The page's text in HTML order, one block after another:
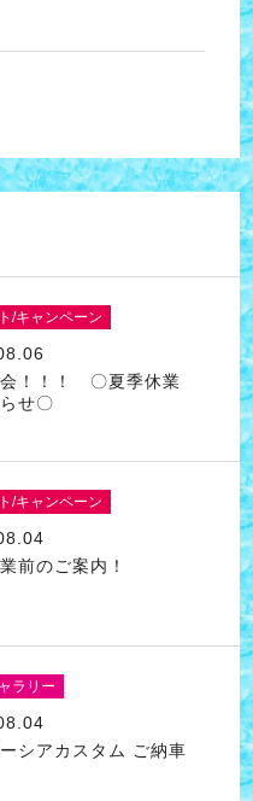
/キャンペーン
！！！ 〇夏季休業
せ〇
/キャンペーン
前のご案内！
ラリー
シアカスタム ご納車